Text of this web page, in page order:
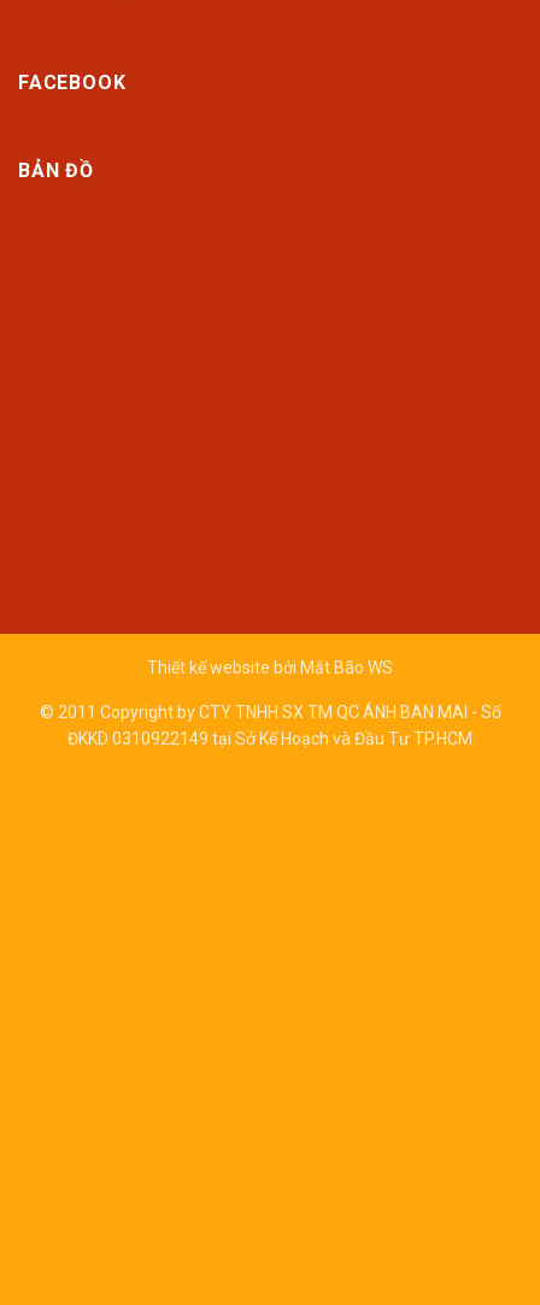
FACEBOOK
BẢN ĐỒ
Thiết kế website bởi Mắt Bão WS
© 2011 Copyright by CTY TNHH SX TM QC ÁNH BAN MAI - Số
ĐKKD 0310922149 tại Sở Kế Hoạch và Đầu Tư TP.HCM